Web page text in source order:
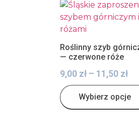
Roślinny szyb
— czerwone róże
9,00 zł – 11,50 zł
Wybierz opcje